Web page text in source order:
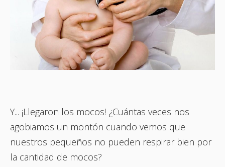
Y... ¡Llegaron los mocos! ¿Cuántas veces nos
agobiamos un montón cuando vemos que
nuestros pequeños no pueden respirar bien por
la cantidad de mocos?